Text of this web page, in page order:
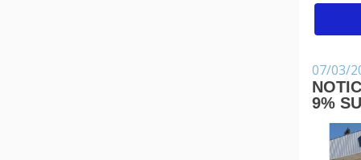
07/03/
9%